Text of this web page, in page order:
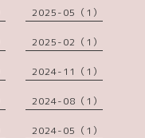
2025-05（1）
2025-02（1）
2024-11（1）
2024-08（1）
2024-05（1）